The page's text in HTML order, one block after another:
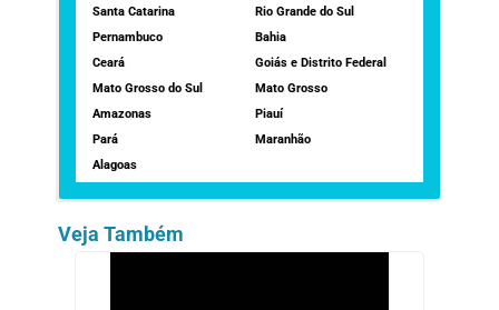
Santa Catarina
Rio Grande do Sul
Pernambuco
Bahia
Ceará
Goiás e Distrito Federal
Mato Grosso do Sul
Mato Grosso
Amazonas
Piauí
Pará
Maranhão
Alagoas
Veja Também